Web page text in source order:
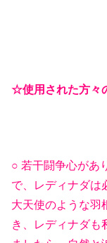
☆使用された方々
○ 若干闘争心があ
で、レディナダは
大天使のような羽
き、レディナダも